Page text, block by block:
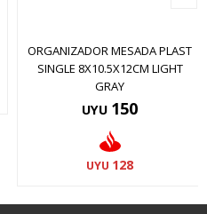
ORGANIZADOR MESADA PLAST
SINGLE 8X10.5X12CM LIGHT
GRAY
UYU 150
UYU 128